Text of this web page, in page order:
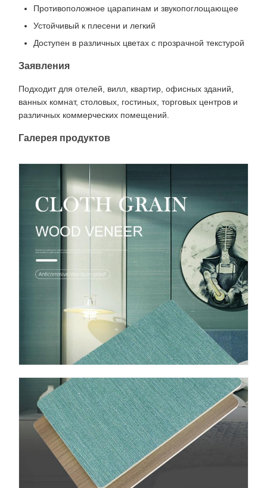
Противоположное царапинам и звукопоглощающее
Устойчивый к плесени и легкий
Доступен в различных цветах с прозрачной текстурой
Заявления
Подходит для отелей, вилл, квартир, офисных зданий,
ванных комнат, столовых, гостиных, торговых центров и
различных коммерческих помещений.
Галерея продуктов